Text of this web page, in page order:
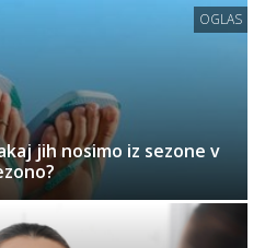
OGLAS
jih nosimo iz sezone v